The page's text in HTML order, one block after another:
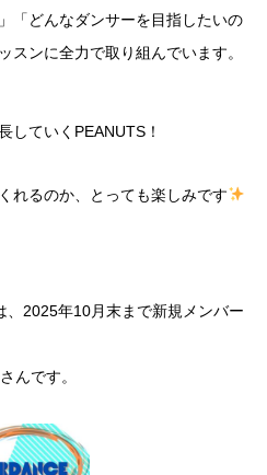
「どんなダンサーを目指したいの
スンに全力で取り組んでいます。
していくPEANUTS！
れるのか、とっても楽しみです
、2025年10月末まで新規メンバー
んです。